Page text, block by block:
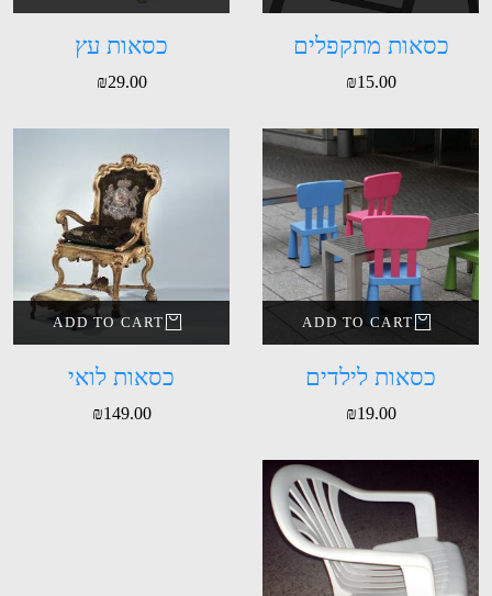
כסאות מתקפלים
₪15.00
כסאות עץ
₪29.00
ADD TO CART
כסאות לילדים
₪19.00
ADD TO CART
כסאות לואי
₪149.00